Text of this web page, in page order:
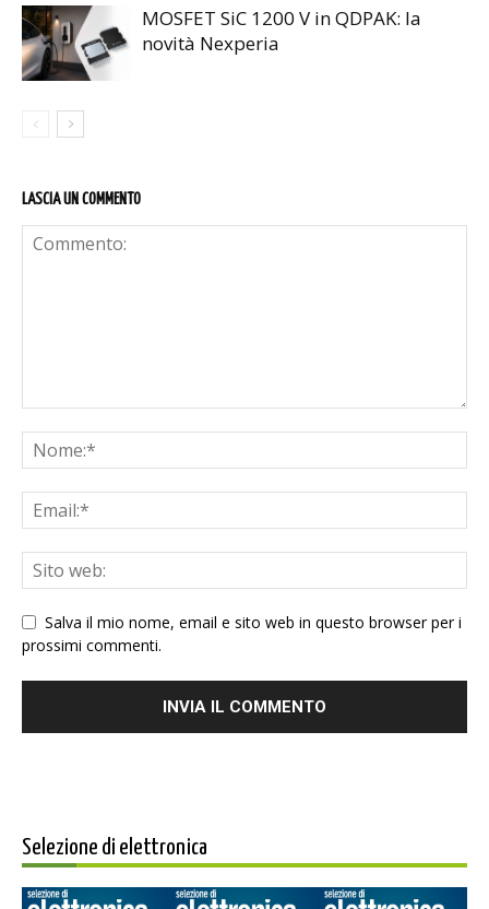
MOSFET SiC 1200 V in QDPAK: la
novità Nexperia
LASCIA UN COMMENTO
Salva il mio nome, email e sito web in questo browser per i
prossimi commenti.
Selezione di elettronica